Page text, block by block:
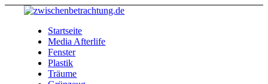
Startseite
Media Afterlife
Fenster
Plastik
Träume